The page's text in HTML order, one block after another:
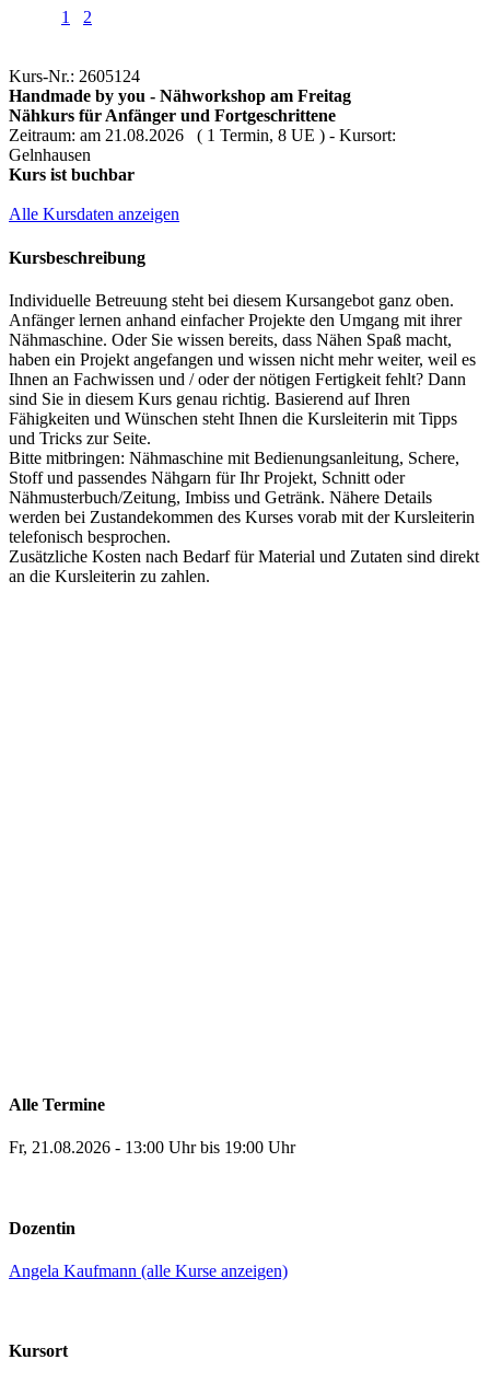
1 2
Kurs-Nr.: 2605124
Handmade by you - Nähworkshop am Freitag
Nähkurs für Anfänger und Fortgeschrittene
Zeitraum: am 21.08.2026 ( 1 Termin, 8 UE ) - Kursort:
Gelnhausen
Kurs ist buchbar
Alle Kursdaten anzeigen
Kursbeschreibung
Individuelle Betreuung steht bei diesem Kursangebot ganz oben.
Anfänger lernen anhand einfacher Projekte den Umgang mit ihrer
Nähmaschine. Oder Sie wissen bereits, dass Nähen Spaß macht,
haben ein Projekt angefangen und wissen nicht mehr weiter, weil es
Ihnen an Fachwissen und / oder der nötigen Fertigkeit fehlt? Dann
sind Sie in diesem Kurs genau richtig. Basierend auf Ihren
Fähigkeiten und Wünschen steht Ihnen die Kursleiterin mit Tipps
und Tricks zur Seite.
Bitte mitbringen: Nähmaschine mit Bedienungsanleitung, Schere,
Stoff und passendes Nähgarn für Ihr Projekt, Schnitt oder
Nähmusterbuch/Zeitung, Imbiss und Getränk. Nähere Details
werden bei Zustandekommen des Kurses vorab mit der Kursleiterin
telefonisch besprochen.
Zusätzliche Kosten nach Bedarf für Material und Zutaten sind direkt
an die Kursleiterin zu zahlen.
Alle Termine
Fr, 21.08.2026 - 13:00 Uhr bis 19:00 Uhr
Dozentin
Angela Kaufmann (alle Kurse anzeigen)
Kursort